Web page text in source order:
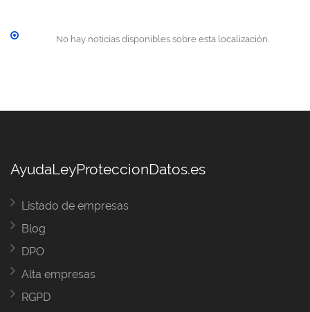
No hay noticias disponibles sobre esta localización.
AyudaLeyProteccionDatos.es
Listado de empresas
Blog
DPO
Alta empresas
RGPD